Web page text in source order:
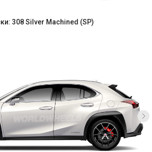
308 Silver Machined (SP)